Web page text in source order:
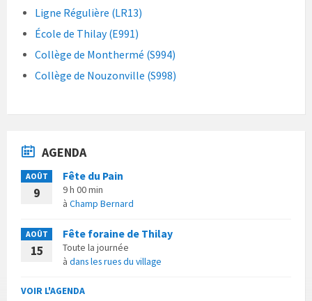
Ligne Régulière (LR13)
École de Thilay (E991)
Collège de Monthermé (S994)
Collège de Nouzonville (S998)
AGENDA
AOÛT
9
Fête du Pain
9 h 00 min
à Champ Bernard
AOÛT
15
Fête foraine de Thilay
Toute la journée
à dans les rues du village
VOIR L'AGENDA